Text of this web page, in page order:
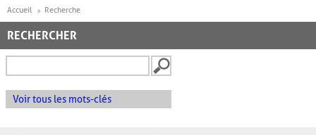
Accueil Recherche
RECHERCHER
Voir tous les mots-clés